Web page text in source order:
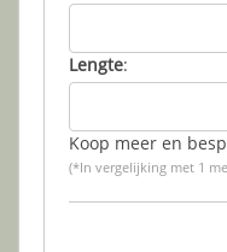
Lengte:
Koop meer en
(*In vergelijking met 1